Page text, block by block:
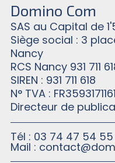
Domino Com
SAS au Capital de
Siège social : 3
Nancy
RCS Nancy 931 711
SIREN : 931 711 618
N° TVA :
Directeur de
Tél : 03 74 47 54 55
Mail :